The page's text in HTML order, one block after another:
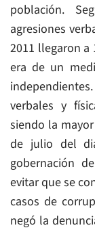
población.
agresiones
2011 llegaron a
era de un
verbales y
siendo la mayor
de julio del
gobernación
evitar que se
casos de
negó la